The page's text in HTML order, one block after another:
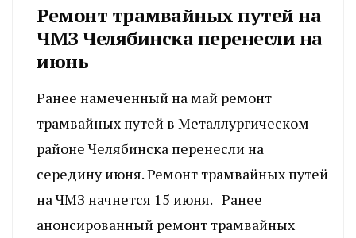
Ремонт трамвайных путей на
ЧМЗ Челябинска перенесли на
июнь
Ранее намеченный на май ремонт
трамвайных путей в Металлургическом
районе Челябинска перенесли на
середину июня. Ремонт трамвайных путей
на ЧМЗ начнется 15 июня. Ранее
анонсированный ремонт трамвайных